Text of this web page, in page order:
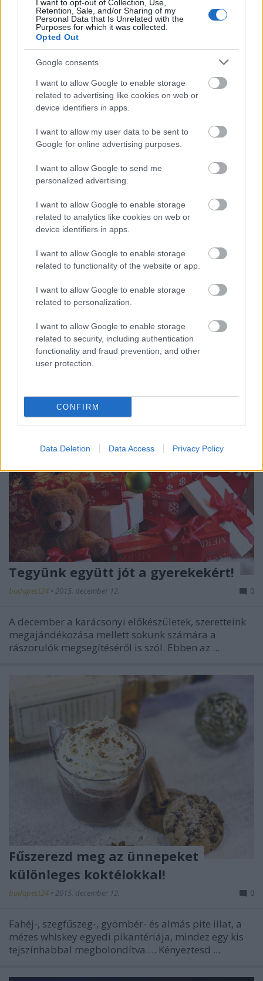
I want to opt-out of Collection, Use,
Retention, Sale, and/or Sharing of my
Personal Data that Is Unrelated with the
Purposes for which it was collected.
Opted Out
Google consents
I want to allow Google to enable storage
related to advertising like cookies on web or
device identifiers in apps.
I want to allow my user data to be sent to
Google for online advertising purposes.
I want to allow Google to send me
personalized advertising.
I want to allow Google to enable storage
related to analytics like cookies on web or
device identifiers in apps.
I want to allow Google to enable storage
related to functionality of the website or app.
I want to allow Google to enable storage
related to personalization.
I want to allow Google to enable storage
related to security, including authentication
functionality and fraud prevention, and other
user protection.
CONFIRM
Data Deletion Data Access Privacy Policy
Kapható a Samsung legújabb
virtuális valóság szemüvege, a Gear
VR Light
A mobil virtuális valóság legfejlettebb
készülékeit bárki kipróbálhatja a Samsung
budapest24 • 2015. december 12.
Magyarországon is kapható a Samsung Gear VR
szemüvegének legújabb verziója, a Gear VR Light. A
vállalat második nagyközönség számára készült ...
Tegyünk együtt jót a gyerekekért!
budapest24 • 2015. december 12. 0
A december a karácsonyi előkészületek, szeretteink
megajándékozása mellett sokunk számára a
rászorulók megsegítéséről is szól. Ebben az ...
Fűszerezd meg az ünnepeket
különleges koktélokkal!
budapest24 • 2015. december 12. 0
Fahéj-, szegfűszeg-, gyömbér- és almás pite illat, a
mézes whiskey egyedi pikantériája, mindez egy kis
tejszínhabbal megbolondítva…. Kényeztesd ...